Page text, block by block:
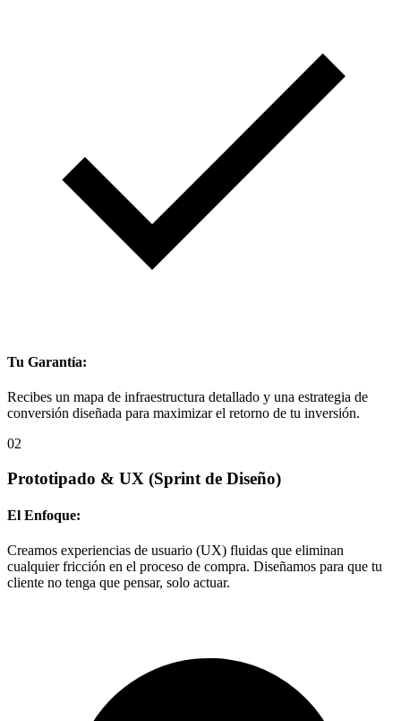
Tu Garantía:
Recibes un mapa de infraestructura detallado y una estrategia de
conversión diseñada para maximizar el retorno de tu inversión.
02
Prototipado & UX (Sprint de Diseño)
El Enfoque:
Creamos experiencias de usuario (UX) fluidas que eliminan
cualquier fricción en el proceso de compra. Diseñamos para que tu
cliente no tenga que pensar, solo actuar.